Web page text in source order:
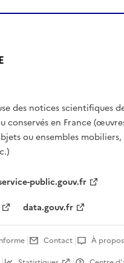
des notices scientifiques
conservés en France
ou ensembles mobiliers,
public.gouv.fr
data.gouv.fr
Contact
À propos